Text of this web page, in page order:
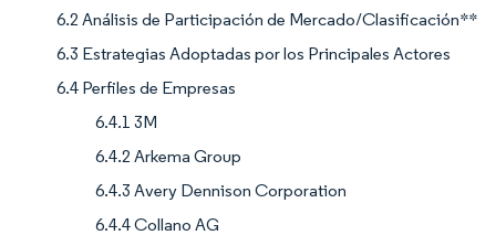
6.2 Análisis de Participación de Mercado/Clasificación**
6.3 Estrategias Adoptadas por los Principales Actores
6.4 Perfiles de Empresas
6.4.1 3M
6.4.2 Arkema Group
6.4.3 Avery Dennison Corporation
6.4.4 Collano AG